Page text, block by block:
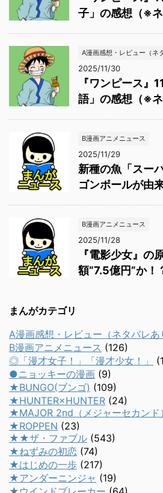
子」の感想（※ネ
A漫画感想・レビュー（ネ
2025/11/30
『ワンピース』
語」の感想（※ネ
B漫画アニメニュース
2025/11/29
新種の魚「スー
ゴンボールが由
B漫画アニメニュース
2025/11/28
『電影少女』の
額“7.5億円”か！
まんがカテゴリ
A漫画感想・レビュー（ネタバレあ
B漫画アニメニュース (126)
◎「漫才女子！」「漫才少女！」
●ニョッキーの漫画 (9)
★BUNGO(ブンゴ) (109)
★HUNTER×HUNTER (24)
★MAJOR 2nd（メジャーセカンド）
★ROPPEN (23)
★★ザ・ファブル (543)
★ねずみの初恋 (74)
★はじめの一歩 (217)
★アンダーニンジャ (19)